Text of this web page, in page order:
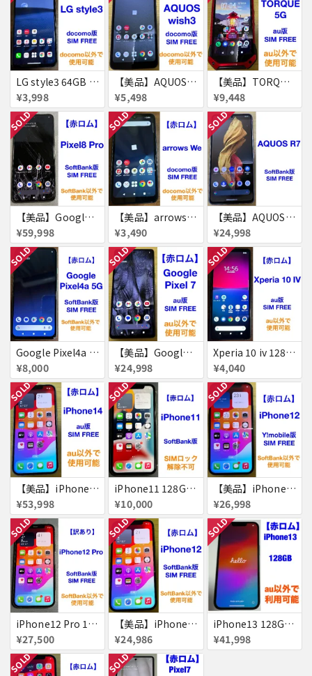
LG style3 64GB 赤ロム
¥3,998
【美品】AQUOS wish3 64GB 赤ロム
¥5,498
【美品】TORQUE 5G 128GB 赤ロム
¥9,448
SOLD
【美品】Google Pixel8 Pro 512GB 赤ロム
¥59,998
SOLD
【美品】arrows We 64GB 赤ロム
¥3,490
SOLD
【美品】AQUOS R7 256GB
¥24,998
SOLD
Google Pixel4a 5G 128GB 赤ロム
¥8,000
SOLD
【美品】Google Pixel 7 128GB 赤ロム
¥24,998
SOLD
Xperia 10 iv 128GB 赤ロム
¥4,040
SOLD
【美品】iPhone14 128GB 赤ロム
¥53,998
SOLD
iPhone11 128GB 赤ロム
¥10,000
SOLD
【美品】iPhone12 256GB 赤ロム
¥26,998
SOLD
iPhone12 Pro 128GB 赤ロム
¥27,500
SOLD
【美品】iPhone12 256GB 赤ロム
¥24,986
SOLD
iPhone13 128GB 赤ロム
¥41,998
SOLD SOLD